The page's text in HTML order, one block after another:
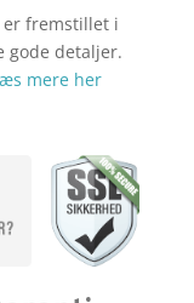
er fremstillet i
gode detaljer.
mere her